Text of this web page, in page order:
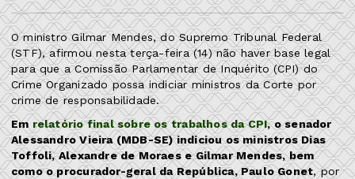
O ministro Gilmar Mendes, do Supremo Tribunal Federal
(STF), afirmou nesta terça-feira (14) não haver base legal
para que a Comissão Parlamentar de Inquérito (CPI) do
Crime Organizado possa indiciar ministros da Corte por
crime de responsabilidade.
Em relatório final sobre os trabalhos da CPI, o senador
Alessandro Vieira (MDB-SE) indiciou os ministros Dias
Toffoli, Alexandre de Moraes e Gilmar Mendes, bem
como o procurador-geral da República, Paulo Gonet, por